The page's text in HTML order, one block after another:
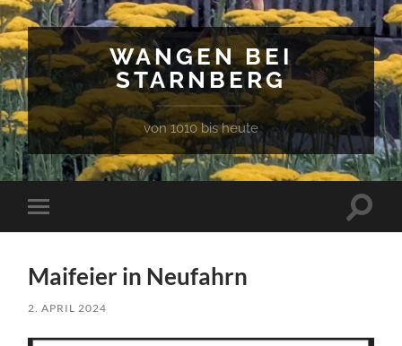
WANGEN BEI
STARNBERG
von 1010 bis heute
Mobile-
Menü
Maifeier in Neufahrn
2. APRIL 2024